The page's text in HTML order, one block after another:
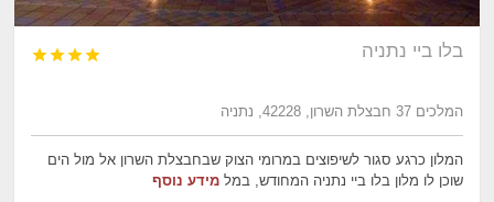
בלו ביי נתניה 



המלכים 37 חבצלת השרון, 42228, נתניה
המלון כרגע סגור לשיפוצים במרומי הצוק שבחבצלת השרון אל מול הים
שוכן לו מלון בלו ביי נתניה המחודש, במלמידע נוסף